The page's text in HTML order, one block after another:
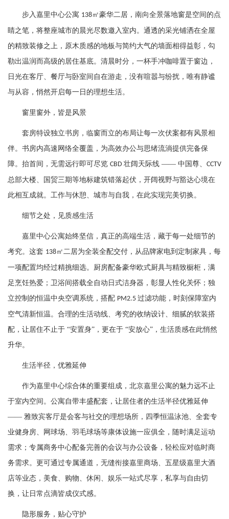
步入嘉里中心公寓 138㎡豪华二居，南向全景落地窗是空间的点
睛之笔，将整座城市的晨光尽数邀入室内。通透的采光铺洒在全屋
的精致装修之上，原木质感的地板与简约大气的墙面相得益彰，勾
勒出温润而高级的居住基底。清晨时分，一杯手冲咖啡置于窗边，
日光在客厅、餐厅与卧室间自在游走，没有喧嚣与纷扰，唯有静谧
与从容，悄然开启每一日的理想生活。
窗里窗外，皆是风景
套房特设独立书房，临窗而立的布局让每一次伏案都有风景相
伴。书房内高速网络全覆盖，为高效办公与思绪流淌提供完备保
障。抬首间，无需远行即可尽览 CBD 壮阔天际线 —— 中国尊、 CCTV
总部大楼、国贸三期等地标建筑错落起伏，开阔视野与豁达心境在
此相互成就。工作与休憩、城市与自我，在此实现完美切换。
细节之处，见质感生活
嘉里中心公寓始终坚信，真正的高端生活，藏于每一处细节的
考究。这套 138㎡二居为全装全配交付，从品牌家电到定制家具，每
一项配置均经过精挑细选。厨房配备豪华欧式厨具与精致橱柜，满
足烹饪热爱；卫浴间搭载全自动日式洁身器，彰显人性化关怀；独
立控制的恒温中央空调系统，搭配 PM2.5 过滤功能，时刻保障室内
空气清新恒温。合理的生活动线、考究的收纳设计、细腻的软装搭
配，让居住不止于 “安置身”，更在于 “安放心”，生活质感在此悄然
升华。
生活半径，优雅延伸
作为嘉里中心综合体的重要组成，北京嘉里公寓的魅力远不止
于室内空间。公寓自带丰盛配套，让居住者的生活半径优雅延伸
—— 雅致宾客厅是会客与社交的理想场所，四季恒温泳池、全套专
业健身房、网球场、羽毛球场等康体设施一应俱全，随时满足运动
需求；专属商务中心配备完善的会议与办公设备，轻松应对临时商
务需求。更可通过专属通道，无缝衔接嘉里商场、五星级嘉里大酒
店等业态，美食、购物、休闲、娱乐一站式尽享，私享与自由切
换，让日常点滴皆成仪式感。
隐形服务，贴心守护